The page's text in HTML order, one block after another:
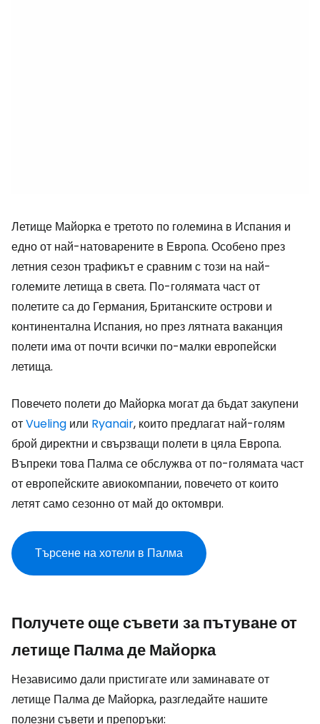
Летище Майорка е третото по големина в Испания и
едно от най-натоварените в Европа. Особено през
летния сезон трафикът е сравним с този на най-
големите летища в света. По-голямата част от
полетите са до Германия, Британските острови и
континентална Испания, но през лятната ваканция
полети има от почти всички по-малки европейски
летища.
Повечето полети до Майорка могат да бъдат закупени
отVueling или Ryanair, които предлагат най-голям
брой директни и свързващи полети в цяла Европа.
Въпреки това Палма се обслужва от по-голямата част
от европейските авиокомпании, повечето от които
летят само сезонно от май до октомври.
Търсене на хотели в Палма
Получете още съвети за пътуване от
летище Палма де Майорка
Независимо дали пристигате или заминавате от
летище Палма де Майорка, разгледайте нашите
полезни съвети и препоръки: